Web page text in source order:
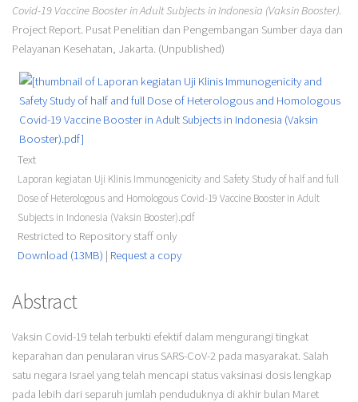
Covid-19 Vaccine Booster in Adult Subjects in Indonesia (Vaksin Booster).
Project Report. Pusat Penelitian dan Pengembangan Sumber daya dan
Pelayanan Kesehatan, Jakarta. (Unpublished)
Text
Laporan kegiatan Uji Klinis Immunogenicity and Safety Study of half and full
Dose of Heterologous and Homologous Covid-19 Vaccine Booster in Adult
Subjects in Indonesia (Vaksin Booster).pdf
Restricted to Repository staff only
Download (13MB) | Request a copy
Abstract
Vaksin Covid-19 telah terbukti efektif dalam mengurangi tingkat
keparahan dan penularan virus SARS-CoV-2 pada masyarakat. Salah
satu negara Israel yang telah mencapi status vaksinasi dosis lengkap
pada lebih dari separuh jumlah penduduknya di akhir bulan Maret